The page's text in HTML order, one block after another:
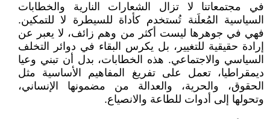
في مجتمعاتنا لا تزال الشعارات النارية والخطابات
السياسية المُعلَنة تُستخدم كأداة للسيطرة لا للتمكين.
فهي في جوهرها ليست أكثر من وهم زائف، لا يعبر عن
إرادة حقيقية للتغيير، بل يكرس البقاء في دوائر التخلف
السياسي والاجتماعي. هذه الخطابات، بدل أن تبني وعيا
ديمقراطيا، تعمل على تفريغ المفاهيم الأساسية مثل
الحقوق، والحرية، والعدالة من مضمونها الإنساني،
وتحولها إلى أدوات للطاعة والانصياع.